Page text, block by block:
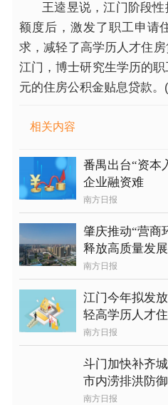
王逵昱说，江门阶段
额度后，激发了职工申请
求，减轻了高学历人才住
江门，博士研究生学历的
元的住房公积金贴息贷款
相关内容
番禺出台“资本
企业融资难
南方日报
肇庆推动“营商
释放高质量发
南方日报
江门今年拟发
轻高学历人才
南方日报
斗门加快补齐
市内涝排洪防
南方日报